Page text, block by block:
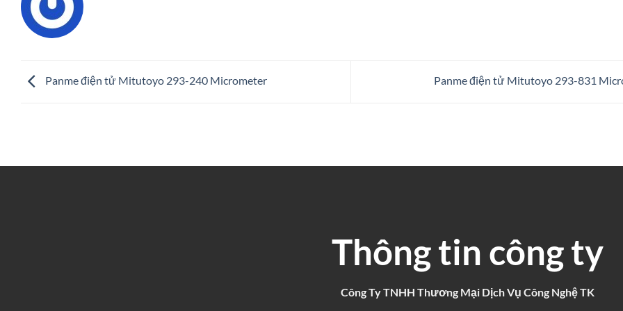
Panme điện tử Mitutoyo 293-240 Micrometer Panme điện tử Mitutoyo 293-831
Thông tin công ty
Công Ty TNHH Thương Mại Dịch Vụ Công Nghệ TK